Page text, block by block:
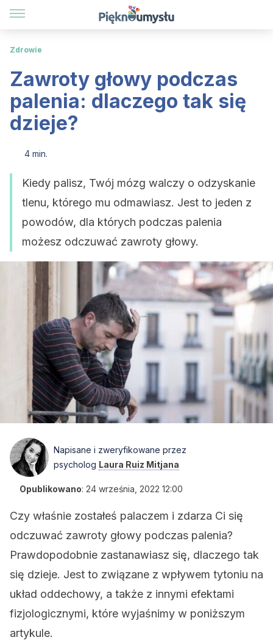
Zdrowie
Zawroty głowy podczas
palenia: dlaczego tak się
dzieje?
4 min.
Kiedy palisz, Twój mózg walczy o odzyskanie
tlenu, którego mu odmawiasz. Jest to jeden z
powodów, dla których podczas palenia
możesz odczuwać zawroty głowy.
Napisane i zweryfikowane przez
psycholog Laura Ruiz Mitjana
Opublikowano: 24 września, 2022 12:00
Czy właśnie zostałeś palaczem i zdarza Ci się
odczuwać zawroty głowy podczas palenia?
Prawdopodobnie zastanawiasz się, dlaczego tak
się dzieje. Jest to związane z wpływem tytoniu na
układ oddechowy, a także z innymi efektami
fizjologicznymi, które wyjaśnimy w poniższym
artykule.